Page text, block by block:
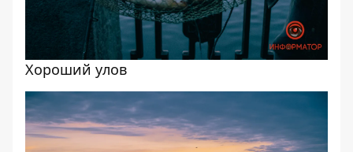
Хороший улов